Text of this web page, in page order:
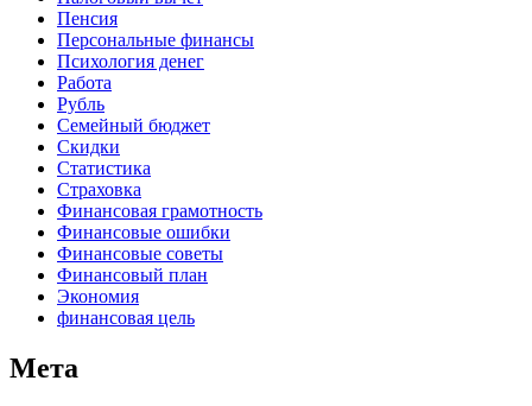
Пенсия
Персональные финансы
Психология денег
Работа
Рубль
Семейный бюджет
Скидки
Статистика
Страховка
Финансовая грамотность
Финансовые ошибки
Финансовые советы
Финансовый план
Экономия
финансовая цель
Мета